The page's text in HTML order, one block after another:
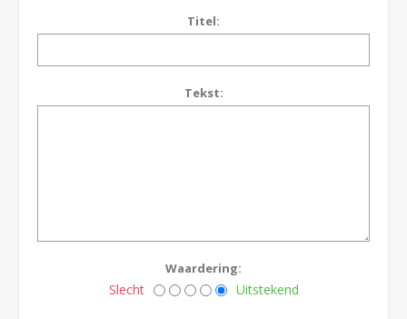
Titel:
Tekst:
Waardering:
Slecht Uitstekend